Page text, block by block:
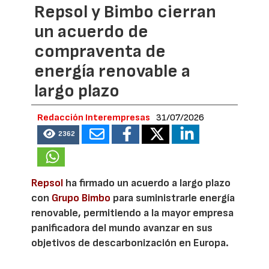
Repsol y Bimbo cierran
un acuerdo de
compraventa de
energía renovable a
largo plazo
Redacción Interempresas 31/07/2026
2362
Repsol ha firmado un acuerdo a largo plazo
con Grupo Bimbo para suministrarle energía
renovable, permitiendo a la mayor empresa
panificadora del mundo avanzar en sus
objetivos de descarbonización en Europa.